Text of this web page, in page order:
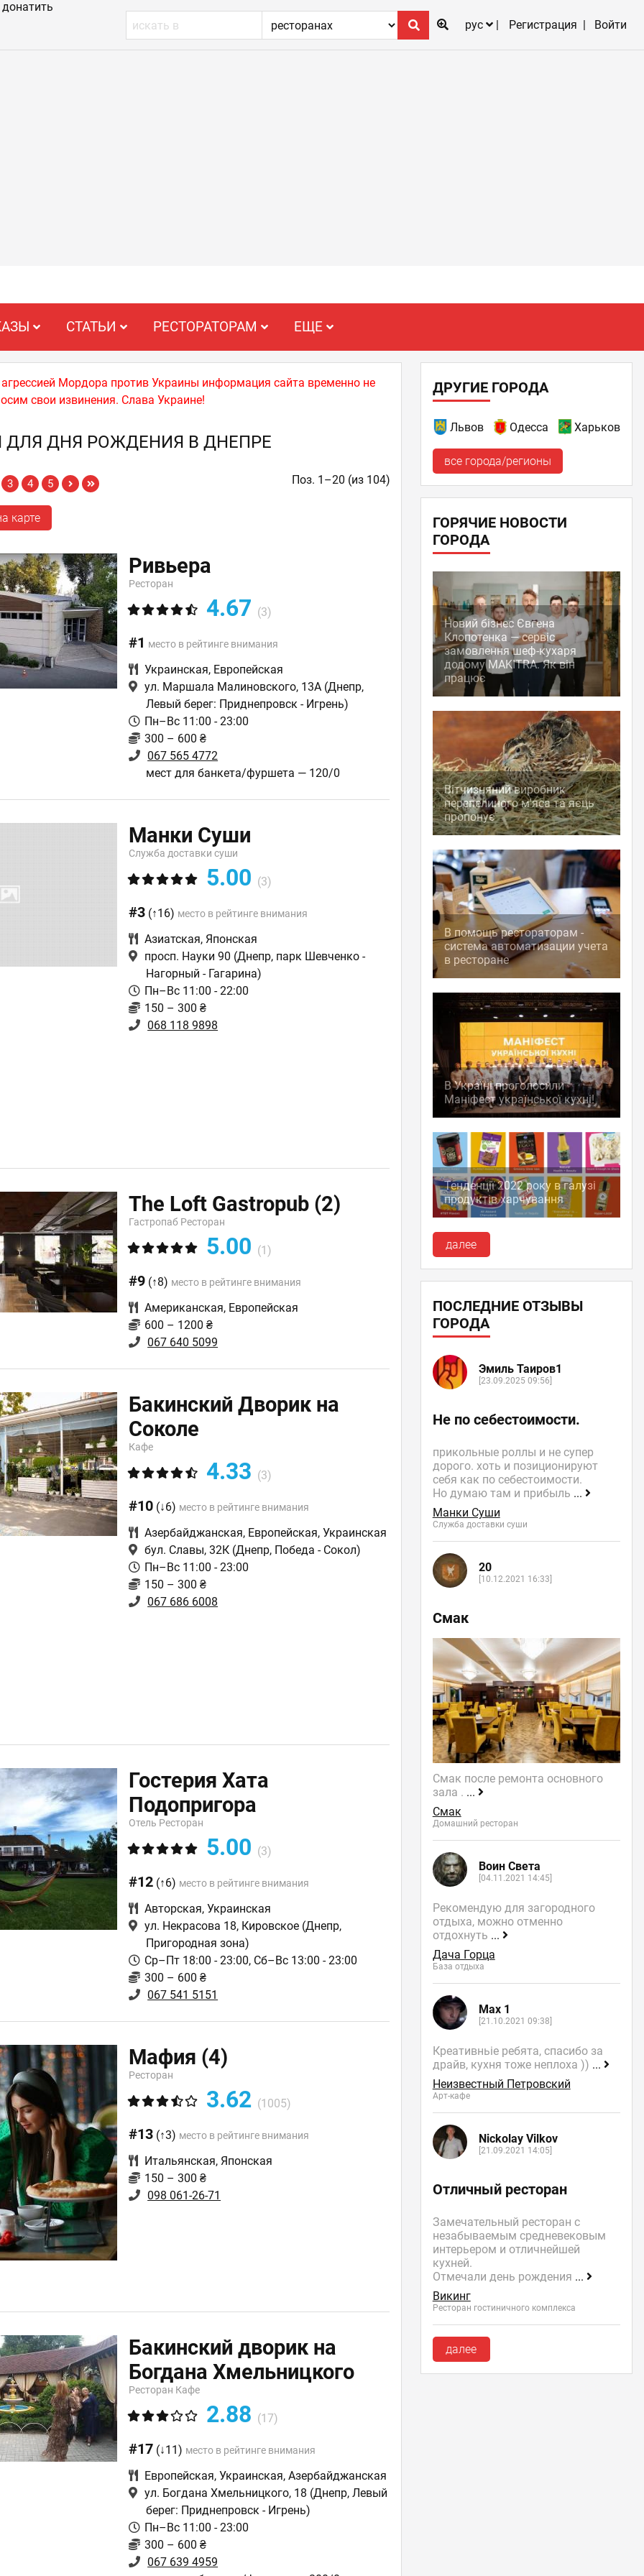
донатить
рус
Регистрация Войти
СТАТЬИ РЕСТОРАТОРАМ ЕЩЕ
агрессией Мордора против Украины информация сайта временно не
свои извинения. Слава Украине!
ДЛЯ ДНЯ РОЖДЕНИЯ В ДНЕПРЕ
Поз. 1–20 (из 104)
3 4 5
карте
Ривьера
Ресторан
4.67 (3)
#1 место в рейтинге внимания
Украинская, Европейская
ул. Маршала Малиновского, 13А (Днепр,
Левый берег: Приднепровск - Игрень)
Пн–Вс 11:00 - 23:00
300 – 600 ₴
067 565 4772
мест для банкета/фуршета — 120/0
Манки Суши
Служба доставки суши
5.00 (3)
#3 (↑16) место в рейтинге внимания
Азиатская, Японская
просп. Науки 90 (Днепр, парк Шевченко -
Нагорный - Гагарина)
Пн–Вс 11:00 - 22:00
150 – 300 ₴
068 118 9898
The Loft Gastropub (2)
Гастропаб Ресторан
5.00 (1)
#9 (↑8) место в рейтинге внимания
Американская, Европейская
600 – 1200 ₴
067 640 5099
Бакинский Дворик на
Соколе
Кафе
4.33 (3)
#10 (↓6) место в рейтинге внимания
Азербайджанская, Европейская,Украинская
бул. Славы, 32К (Днепр, Победа - Сокол)
Пн–Вс 11:00 - 23:00
150 – 300 ₴
067 686 6008
Гостерия Хата
Подопригора
Отель Ресторан
5.00 (3)
#12 (↑6) место в рейтинге внимания
Авторская,Украинская
ул. Некрасова 18, Кировское (Днепр,
Пригородная зона)
Ср–Пт 18:00 - 23:00, Сб–Вс 13:00 - 23:00
300 – 600 ₴
067 541 5151
Мафия (4)
Ресторан
3.62 (1005)
#13 (↑3) место в рейтинге внимания
Итальянская, Японская
150 – 300 ₴
098 061-26-71
Бакинский дворик на
Богдана Хмельницкого
Ресторан Кафе
2.88 (17)
#17 (↓11) место в рейтинге внимания
Европейская,Украинская,Азербайджанская
ул. Богдана Хмельницкого, 18 (Днепр, Левый
берег: Приднепровск - Игрень)
Пн–Вс 11:00 - 23:00
300 – 600 ₴
067 639 4959
ДРУГИЕ ГОРОДА
Львов Одесса Харьков
все города/регионы
ГОРЯЧИЕ НОВОСТИ
ГОРОДА
Новий бізнес Євгена
Клопотенка — сервіс
замовлення шеф-кухаря
додому MAKITRA. Як він
працює
Вітчизняний виробник
перепелиного м'яса та яєць
пропонує
В помощь рестораторам -
система автоматизации учета
в ресторане
В Україні проголосили
Маніфест української кухні!
Тенденції 2022 року в галузі
продуктів харчування
далее
ПОСЛЕДНИЕ ОТЗЫВЫ
ГОРОДА
Эмиль Таиров1
[23.09.2025 09:56]
Не по себестоимости.
прикольные роллы и не супер
дорого. хоть и позиционируют
себя как по себестоимости.
Но думаю там и прибыль ...
Манки Суши
Служба доставки суши
20
[10.12.2021 16:33]
Смак
Смак после ремонта основного
зала . ...
Смак
Домашний ресторан
Воин Света
[04.11.2021 14:45]
Рекомендую для загородного
отдыха, можно отменно
отдохнуть ...
Дача Горца
База отдыха
Max 1
[21.10.2021 09:38]
Креативньіе ребята, спасибо за
драйв, кухня тоже неплоха )) ...
Неизвестный Петровский
Арт-кафе
Nickolay Vilkov
[21.09.2021 14:05]
Отличный ресторан
Замечательный ресторан с
незабываемым средневековым
интерьером и отличнейшей
кухней.
Отмечали день рождения ...
Викинг
Ресторан гостиничного комплекса
далее